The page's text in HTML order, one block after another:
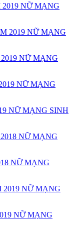
NỮ MẠNG
NỮ MẠNG
NỮ MẠNG SINH
NỮ MẠNG
NỮ MẠNG